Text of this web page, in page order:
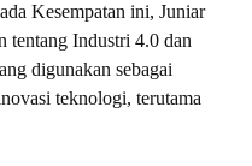
Kesempatan ini, Juniar
tentang Industri 4.0 dan
digunakan sebagai
teknologi, terutama